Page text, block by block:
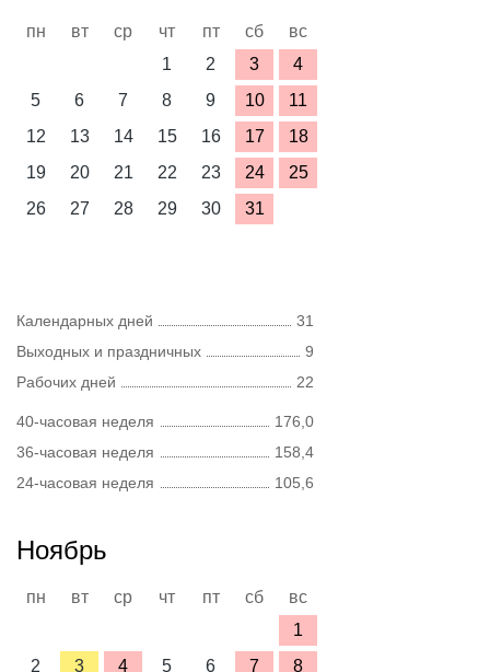
пн вт ср чт пт сб
вс
1
2 3
4
5
6 7 8 9 10
11
12
13 14 15 16 17
18
19
20 21 22 23 24
25
26
27 28 29 30 31
Календарных дней
31
Выходных и праздничных
9
Рабочих дней
22
40-часовая неделя
176,0
36-часовая неделя
158,4
24-часовая неделя
105,6
Ноябрь
пн вт ср чт пт сб
вс
1
2
3 4 5 6 7 8